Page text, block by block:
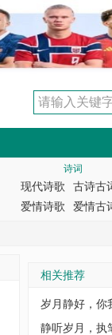
诗词
现代诗歌
古诗古
爱情诗歌
爱情古
相关推荐
岁月静好，你
静听岁月，执